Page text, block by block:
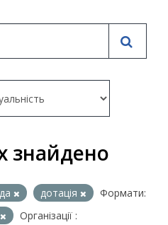
знайдено
дотація
Формати:
Організації :